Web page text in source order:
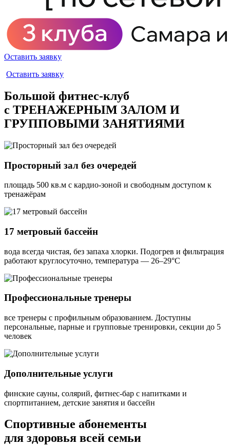
Оставить заявку
Оставить заявку
Большой фитнес-клуб
с ТРЕНАЖЕРНЫМ ЗАЛОМ И
ГРУППОВЫМИ ЗАНЯТИЯМИ
Просторный зал без очередей
площадь 500 кв.м с кардио-зоной и свободным доступом к
тренажёрам
17 метровый бассейн
вода всегда чистая, без запаха хлорки. Подогрев и фильтрация
работают круглосуточно, температура — 26–29°С
Профессиональные тренеры
все тренеры с профильным образованием. Доступны
персональные, парные и групповые тренировки, секции до 5
человек
Дополнительные услуги
финские сауны, солярий, фитнес-бар с напитками и
спортпитанием, детские занятия и бассейн
Спортивные абонементы
для здоровья всей семьи